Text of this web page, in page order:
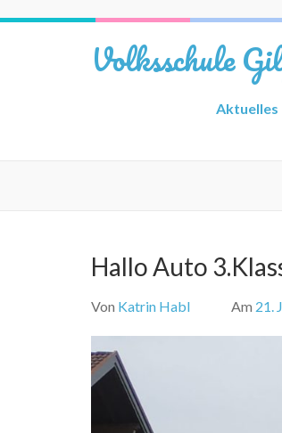
(EingabetasteVolksschule
Aktuelles
Hallo Auto
Von Katrin Habl Am 21.